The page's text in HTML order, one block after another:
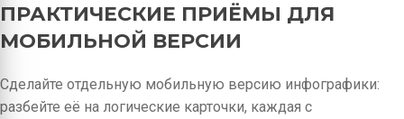
ПРАКТИЧЕСКИЕ ПРИЁМЫ ДЛЯ
МОБИЛЬНОЙ ВЕРСИИ
Сделайте отдельную мобильную версию инфографики:
разбейте её на логические карточки, каждая с